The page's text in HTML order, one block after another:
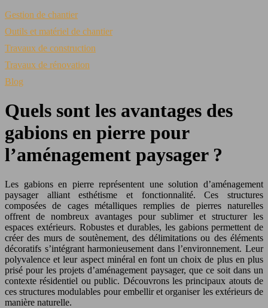
Gestion de chantier
Outils et matériel de chantier
Travaux de construction
Travaux de rénovation
Blog
Quels sont les avantages des
gabions en pierre pour
l’aménagement paysager ?
Les gabions en pierre représentent une solution d’aménagement
paysager alliant esthétisme et fonctionnalité. Ces structures
composées de cages métalliques remplies de pierres naturelles
offrent de nombreux avantages pour sublimer et structurer les
espaces extérieurs. Robustes et durables, les gabions permettent de
créer des murs de soutènement, des délimitations ou des éléments
décoratifs s’intégrant harmonieusement dans l’environnement. Leur
polyvalence et leur aspect minéral en font un choix de plus en plus
prisé pour les projets d’aménagement paysager, que ce soit dans un
contexte résidentiel ou public. Découvrons les principaux atouts de
ces structures modulables pour embellir et organiser les extérieurs de
manière naturelle.